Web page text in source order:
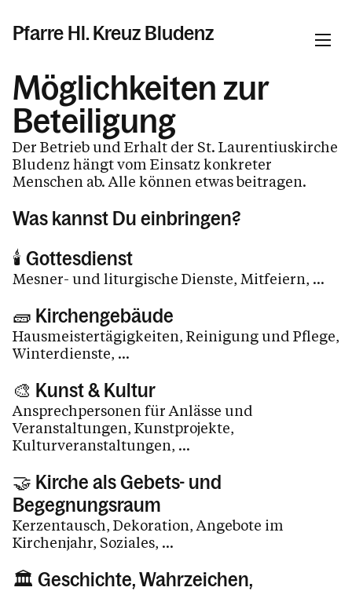
Pfarre Hl. Kreuz Bludenz
Informationen
Aktuelles in der Pfarre Hl. Kreuz
Über uns
Pfarrzentrum "Zemma"
Laurentiuskirche Bludenz
Sunntig-Morga-Fira
Tod, Beerdigung & Trauer
Service
Personen
Möglichkeiten zur
Beteiligung
Der Betrieb und Erhalt der St. Laurentiuskirche
Bludenz hängt vom Einsatz konkreter
Menschen ab. Alle können etwas beitragen.
Was kannst Du einbringen?
🕯️ Gottesdienst
Mesner- und liturgische Dienste, Mitfeiern, ...
🧱 Kirchengebäude
Hausmeistertägigkeiten, Reinigung und Pflege,
Winterdienste, ...
🎨 Kunst & Kultur
Ansprechpersonen für Anlässe und
Veranstaltungen, Kunstprojekte,
Kulturveranstaltungen, ...
🤝 Kirche als Gebets- und
Begegnungsraum
Kerzentausch, Dekoration, Angebote im
Kirchenjahr, Soziales, ...
🏛️ Geschichte, Wahrzeichen,